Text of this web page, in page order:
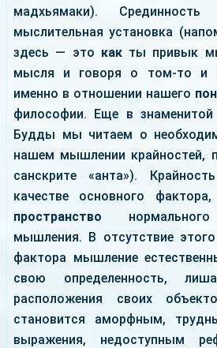
мадхьямаки).
мыслительная установка
здесь — это какты привык
мысля и говоря о том-то и
именно в отношении нашего
философии. Еще в
Будды мы читаем о
нашем мышлении крайностей,
санскрите «анта»).
качестве основного фактора,
пространство нормального
мышления. В отсутствие
фактора мышление
свою определенность,
расположения своих
становится аморфным,
выражения, недоступным